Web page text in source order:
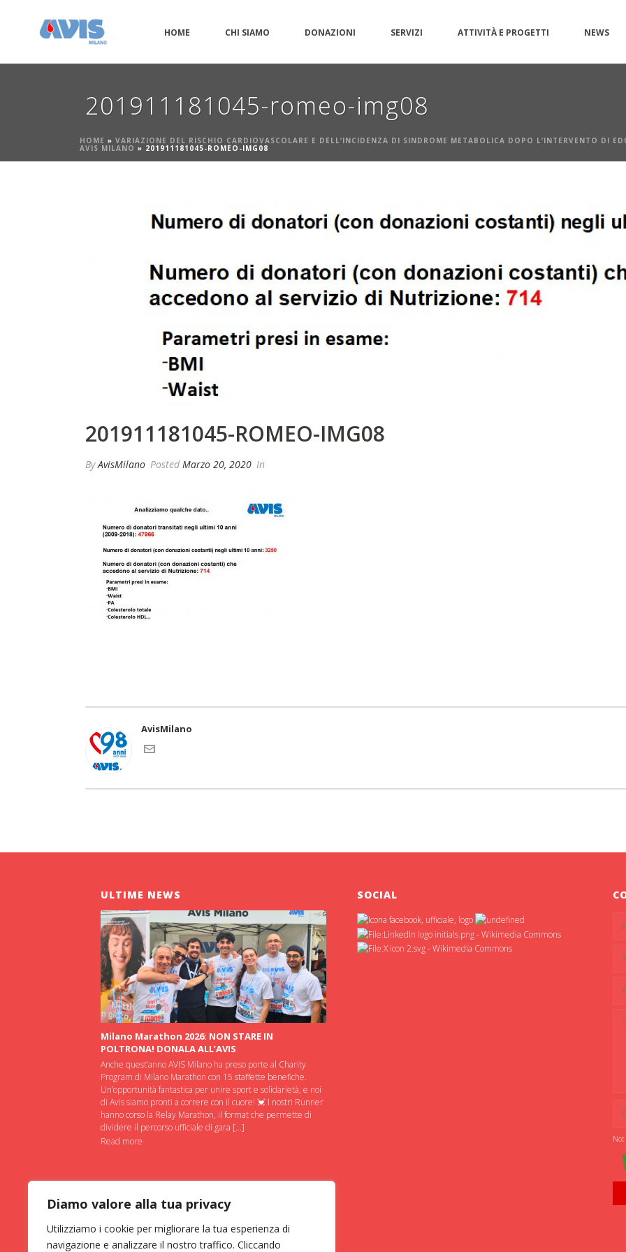
Diamo valore alla tua privacy
Utilizziamo i cookie per migliorare la tua esperienza di
navigazione e analizzare il nostro traffico. Cliccando
HOME CHI SIAMO DONAZIONI SERVIZI ATTIVITÀ E PROGETTI NEWS
201911181045-romeo-img08
HOME » VARIAZIONE DEL RISCHIO CARDIOVASCOLARE E DELL’INCIDENZA DI SINDROME METABOLICA DOPO L’INTERVENTO DI
AVIS MILANO » 201911181045-ROMEO-IMG08
201911181045-ROMEO-IMG08
ByAvisMilano Posted Marzo 20, 2020 In
AvisMilano
ULTIME NEWS
Milano Marathon 2026: NON STARE IN
POLTRONA! DONALA ALL’AVIS
Anche quest’anno AVIS Milano ha preso porte al Charity
Program di Milano Marathon con 15 staffette benefiche.
Un’opportunità fantastica per unire sport e solidarietà, e noi
di Avis siamo pronti a correre con il cuore! 💓 I nostri Runner
hanno corso la Relay Marathon, il format che permette di
dividere il percorso ufficiale di gara […]
Read more
SOCIAL